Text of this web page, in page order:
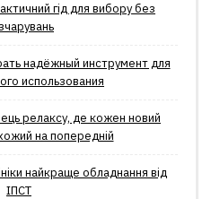
гід для вибору без
надёжный инструмент для
использования
релаксу, де кожен новий
на попередній
найкраще обладнання від
ІПСТ